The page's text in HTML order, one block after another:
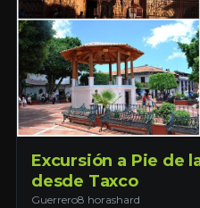
Excursión a Pie de
desde Taxco
Guerrero8 horashard